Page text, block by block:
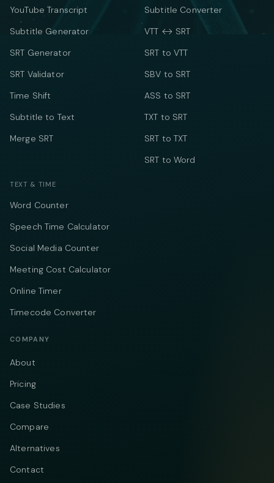
YouTube Transcript
Subtitle Generator
SRT Generator
SRT Validator
Time Shift
Subtitle to Text
Merge SRT
Subtitle Converter
VTT ↔ SRT
SRT to VTT
SBV to SRT
ASS to SRT
TXT to SRT
SRT to TXT
SRT to Word
TEXT & TIME
Word Counter
Speech Time Calculator
Social Media Counter
Meeting Cost Calculator
Online Timer
Timecode Converter
COMPANY
About
Pricing
Case Studies
Compare
Alternatives
Contact